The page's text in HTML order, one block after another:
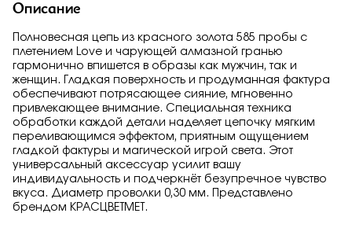
Описание
Полновесная цепь из красного золота 585 пробы с
плетением Love и чарующей алмазной гранью
гармонично впишется в образы как мужчин, так и
женщин. Гладкая поверхность и продуманная фактура
обеспечивают потрясающее сияние, мгновенно
привлекающее внимание. Специальная техника
обработки каждой детали наделяет цепочку мягким
переливающимся эффектом, приятным ощущением
гладкой фактуры и магической игрой света. Этот
универсальный аксессуар усилит вашу
индивидуальность и подчеркнёт безупречное чувство
вкуса. Диаметр проволки 0,30 мм. Представлено
брендом КРАСЦВЕТМЕТ.